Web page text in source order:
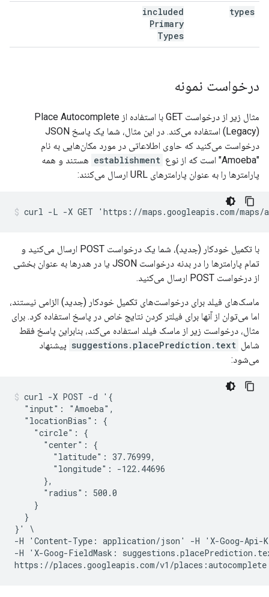
types
included
Primary
Types
درخواست نمونه
مثال زیر از درخواست GET با استفاده از Place Autocomplete
(Legacy) استفاده می‌کند. در این مثال، شما یک پاسخ JSON
درخواست می‌کنید که حاوی اطلاعاتی در مورد مکان‌هایی به نام
"Amoeba" است که از نوع
establishment هستند و همه
پارامترها را به عنوان پارامترهای URL ارسال می‌کنند:
curl -L -X GET 'https://maps.googleapis.com/maps/
با تکمیل خودکار (جدید)، شما یک درخواست POST ارسال می‌کنید و
تمام پارامترها را در بدنه درخواست JSON یا در هدرها به عنوان بخشی
از درخواست POST ارسال می‌کنید.
ماسک‌های فیلد برای درخواست‌های تکمیل خودکار (جدید) الزامی نیستند،
اما می‌توان از آنها برای فیلتر کردن نتایج خاص در پاسخ استفاده کرد. برای
مثال، درخواست زیر از ماسک فیلد استفاده می‌کند، بنابراین پاسخ فقط
شامل suggestions.placePrediction.text پیشنهاد
می‌شود:
curl -X POST -d '{
  "input": "Amoeba",
  "locationBias": {
    "circle": {
      "center": {
        "latitude": 37.76999,
        "longitude": -122.44696
      },
      "radius": 500.0
    }
  }
}' \
-H 'Content-Type: application/json' -H 'X-Goog-Api-
-H 'X-Goog-FieldMask: